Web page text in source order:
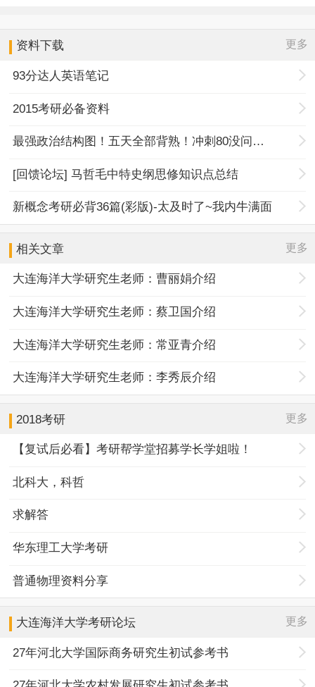
资料下载 更多
93分达人英语笔记
2015考研必备资料
最强政治结构图！五天全部背熟！冲刺80没问题！
[回馈论坛] 马哲毛中特史纲思修知识点总结
新概念考研必背36篇(彩版)-太及时了~我内牛满面
相关文章 更多
大连海洋大学研究生老师：曹丽娟介绍
大连海洋大学研究生老师：蔡卫国介绍
大连海洋大学研究生老师：常亚青介绍
大连海洋大学研究生老师：李秀辰介绍
2018考研 更多
【复试后必看】考研帮学堂招募学长学姐啦！
北科大，科哲
求解答
华东理工大学考研
普通物理资料分享
大连海洋大学考研论坛 更多
27年河北大学国际商务研究生初试参考书